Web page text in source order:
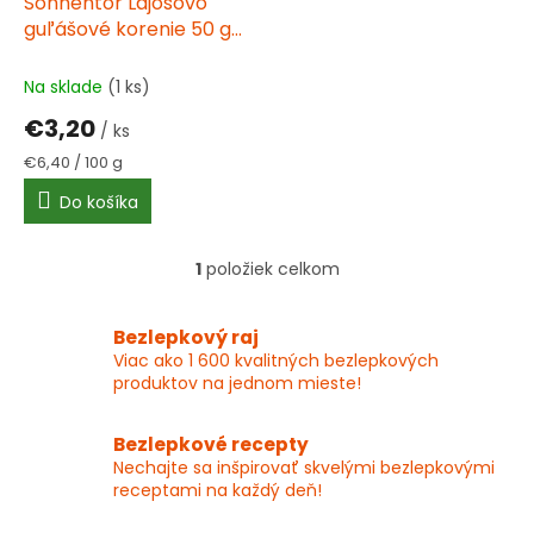
uguľášové korenie 50 g
Na sklade (1 ks)
€3,20 / ks
Jednotková
cena:
€6,40 / 100 g
Do košíka
O
á
d
a
i
e
p
r
1položiek celkom
Bezlepkový raj
Viac ako 1 600 kvalitných bezlepkových
produktov na jednom mieste!
Bezlepkové recepty
Nechajte sa inšpirovať skvelými bezlepkovými
receptami na každý deň!